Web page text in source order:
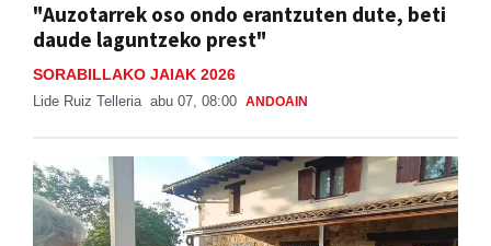
"Auzotarrek oso ondo erantzuten dute, beti
daude laguntzeko prest"
SORABILLAKO JAIAK 2026
Lide Ruiz Telleria abu 07, 08:00 ANDOAIN